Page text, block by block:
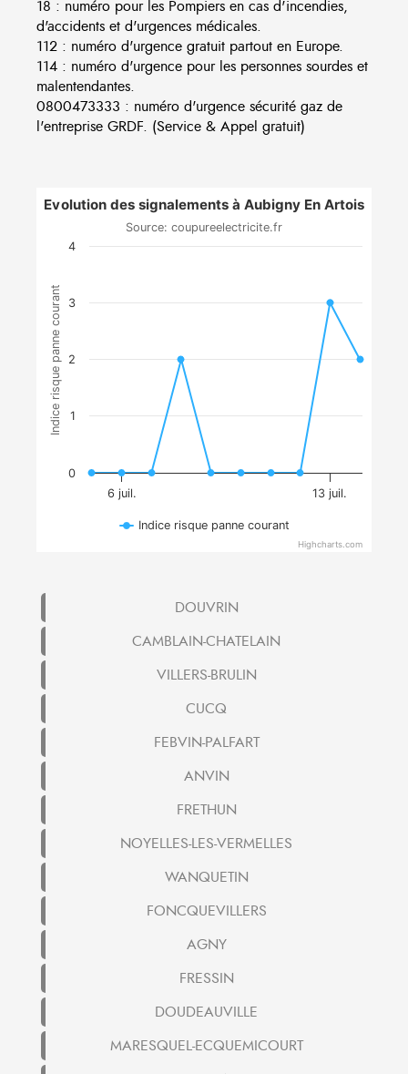
18 : numéro pour les Pompiers en cas d'incendies,
d'accidents et d'urgences médicales.
112 : numéro d'urgence gratuit partout en Europe.
114 : numéro d'urgence pour les personnes sourdes et
malentendantes.
0800473333 : numéro d'urgence sécurité gaz de
l'entreprise GRDF. (Service & Appel gratuit)
Indice risque panne courant
Evolution des signalements à Aubigny En Artois
Source: coupureelectricite.fr
6 juil. 13 juil.
0
1
2
3
4
Indice risque panne courant
Highcharts.com
DOUVRIN
CAMBLAIN-CHATELAIN
VILLERS-BRULIN
CUCQ
FEBVIN-PALFART
ANVIN
FRETHUN
NOYELLES-LES-VERMELLES
WANQUETIN
FONCQUEVILLERS
AGNY
FRESSIN
DOUDEAUVILLE
MARESQUEL-ECQUEMICOURT